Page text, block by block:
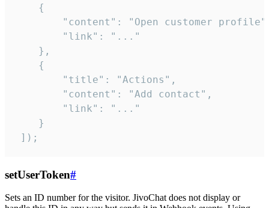
    {
"content": "Open customer
        "link": "..."
    },
    {
        "title": "Actions",
        "content": "Add contact",
        "link": "..."
    }
]);
setUserToken#
Sets an ID number for the visitor. JivoChat does not display or